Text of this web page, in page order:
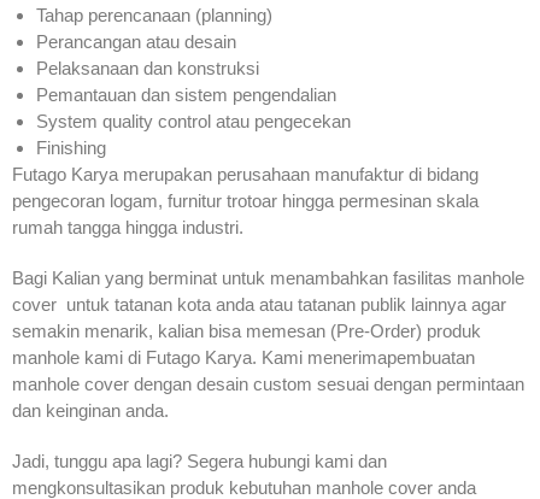
Tahap perencanaan (planning)
Perancangan atau desain
Pelaksanaan dan konstruksi
Pemantauan dan sistem pengendalian
System quality control atau pengecekan
Finishing
Futago Karya merupakan perusahaan manufaktur di bidang
pengecoran logam, furnitur trotoar hingga permesinan skala
rumah tangga hingga industri.
Bagi Kalian yang berminat untuk menambahkan fasilitas manhole
cover untuk tatanan kota anda atau tatanan publik lainnya agar
semakin menarik, kalian bisa memesan (Pre-Order) produk
manhole kami di Futago Karya. Kami menerimapembuatan
manhole cover dengan desain custom sesuai dengan permintaan
dan keinginan anda.
Jadi, tunggu apa lagi? Segera hubungi kami dan
mengkonsultasikan produk kebutuhan manhole cover anda